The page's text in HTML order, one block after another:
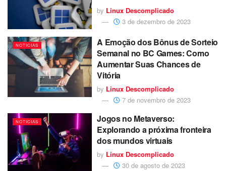
by Linux Descomplicado
3 de dezembro de 2023
NOTICIAS
A Emoção dos Bônus de Sorteio
Semanal no BC Games: Como
Aumentar Suas Chances de
Vitória
by Linux Descomplicado
7 de novembro de 2023
NOTICIAS
Jogos no Metaverso:
Explorando a próxima fronteira
dos mundos virtuais
by Linux Descomplicado
30 de agosto de 2023